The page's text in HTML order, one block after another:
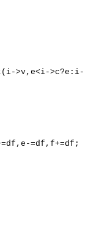
>v,e<i->c?e:i-
=df,f+=df;